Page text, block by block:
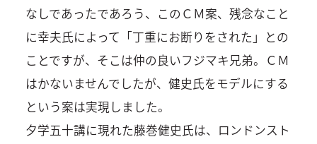
なしであったであろう、このＣＭ案、残念なこと
に幸夫氏によって「丁重にお断りをされた」との
ことですが、そこは仲の良いフジマキ兄弟。ＣＭ
はかないませんでしたが、健史氏をモデルにする
という案は実現しました。
夕学五十講に現れた藤巻健史氏は、ロンドンスト